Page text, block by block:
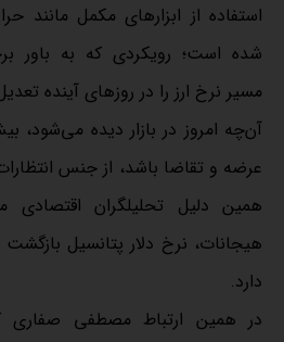
استفاده از ابزارهای مکمل
شده است؛ رویکردی که به باور
مسیر نرخ ارز را در روزهای آینده
آن‌چه امروز در بازار دیده
عرضه و تقاضا باشد، از جنس
همین دلیل تحلیلگران اقتصادی
هیجانات، نرخ دلار پتانسیل
دارد.
در همین ارتباط مصطفی صفاری